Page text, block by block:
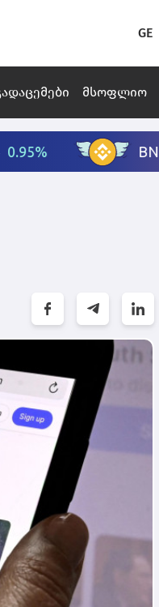
GE
მსოფლიო